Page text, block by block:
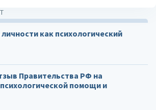
как психологический
Правительства РФ на
помощи и